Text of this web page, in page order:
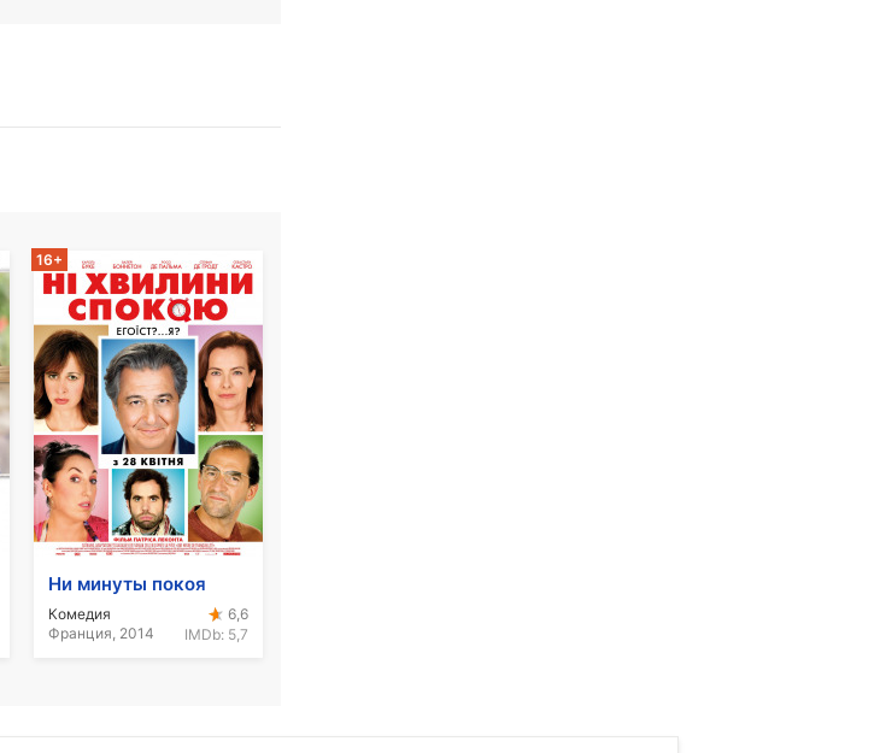
16+
Ни минуты покоя
Комедия
Франция, 2014
6,6
IMDb: 5,7